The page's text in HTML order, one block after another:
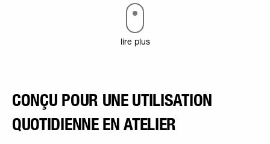
lire plus
CONÇU POUR UNE UTILISATION
QUOTIDIENNE EN ATELIER